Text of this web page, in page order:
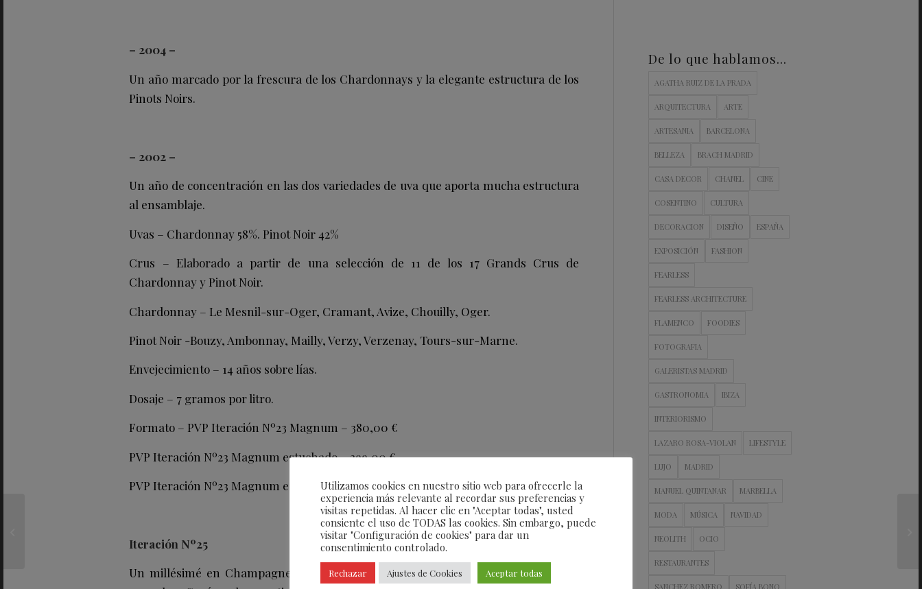
– 2004 –
Un año marcado por la frescura de los Chardonnays y la elegante estructura de los
Pinots Noirs.
– 2002 –
Un año de concentración en las dos variedades de uva que aporta mucha estructura
al ensamblaje.
Uvas – Chardonnay 58%. Pinot Noir 42%
Crus – Elaborado a partir de una selección de 11 de los 17 Grands Crus de
Chardonnay y Pinot Noir.
Chardonnay – Le Mesnil-sur-Oger, Cramant, Avize, Chouilly, Oger.
Pinot Noir -Bouzy, Ambonnay, Mailly, Verzy, Verzenay, Tours-sur-Marne.
Envejecimiento – 14 años sobre lías.
Dosaje – 7 gramos por litro.
Formato – PVP Iteración Nº23 Magnum – 380,00 €
PVP Iteración Nº23 Magnum estuchado – 399,00 €
PVP Iteración Nº23 Magnum estuchado – 399,00
Iteración Nº25
Un millésimé en Champagne generalmente se considera sinónimo de excelencia
De lo que hablamos…
AGATHA RUIZ DE LA PRADA
ARQUITECTURA ARTE
ARTESANIA BARCELONA
BELLEZA BRACH MADRID
CASA DECOR CHANEL CINE
COSENTINO CULTURA
DECORACION DISEÑO ESPAÑA
EXPOSICIÓN FASHION
FEARLESS
FEARLESS ARCHITECTURE
FLAMENCO FOODIES
FOTOGRAFIA
GALERISTAS MADRID
GASTRONOMIA IBIZA
INTERIORISMO
LAZARO ROSA-VIOLAN LIFESTYLE
LUJO MADRID
MANUEL QUINTANAR MARBELLA
MODA MÚSICA NAVIDAD
NEOLITH OCIO
RESTAURANTES
SANCHEZ ROMERO SOFÍA BONO
Utilizamos cookies en nuestro sitio web para ofrecerle la
experiencia más relevante al recordar sus preferencias y
visitas repetidas. Al hacer clic en "Aceptar todas", usted
consiente el uso de TODAS las cookies. Sin embargo, puede
visitar "Configuración de cookies" para dar un
consentimiento controlado.
Rechazar Ajustes de Cookies Aceptar todas